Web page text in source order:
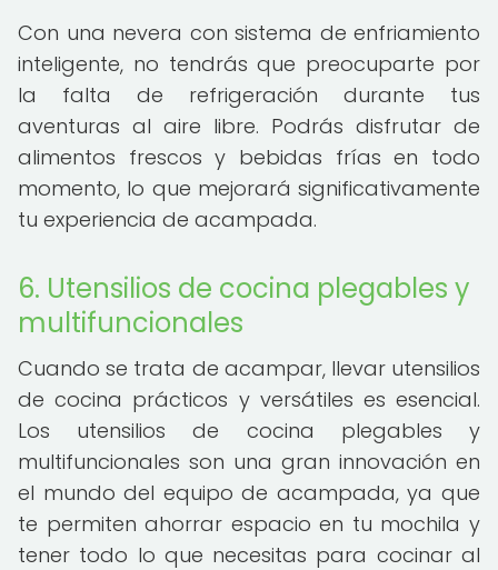
Con una nevera con sistema de enfriamiento
inteligente, no tendrás que preocuparte por
la falta de refrigeración durante tus
aventuras al aire libre. Podrás disfrutar de
alimentos frescos y bebidas frías en todo
momento, lo que mejorará significativamente
tu experiencia de acampada.
6. Utensilios de cocina plegables y
multifuncionales
Cuando se trata de acampar, llevar utensilios
de cocina prácticos y versátiles es esencial.
Los utensilios de cocina plegables y
multifuncionales son una gran innovación en
el mundo del equipo de acampada, ya que
te permiten ahorrar espacio en tu mochila y
tener todo lo que necesitas para cocinar al